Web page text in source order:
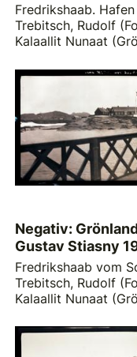
Fredrikshaab.
Trebitsch, Rudolf
Kalaallit Nunaat
Negativ:
Gustav Stiasny
Fredrikshaab vom
Trebitsch, Rudolf
Kalaallit Nunaat